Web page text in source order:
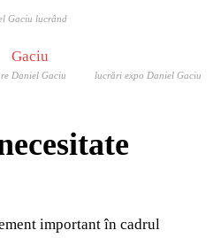
Gaciu lucrând
Daniel Gaciu lucrări expo Daniel Gaciu
important în cadrul